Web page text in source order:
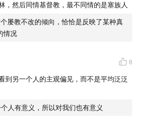
，然后同情基督教，最不同情的是塞族人
屡教不改的倾向，恰恰是反映了某种真
情况
0
到另一个人的主观偏见，而不是平均泛泛
人有意义，所以对我们也有意义